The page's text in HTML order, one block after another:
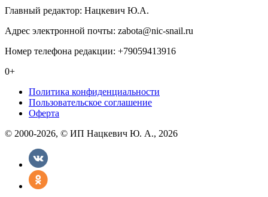
Главный редактор: Нацкевич Ю.А.
Адрес электронной почты: zabota@nic-snail.ru
Номер телефона редакции: +79059413916
0+
Политика конфиденциальности
Пользовательское соглашение
Оферта
© 2000-2026, © ИП Нацкевич Ю. А., 2026